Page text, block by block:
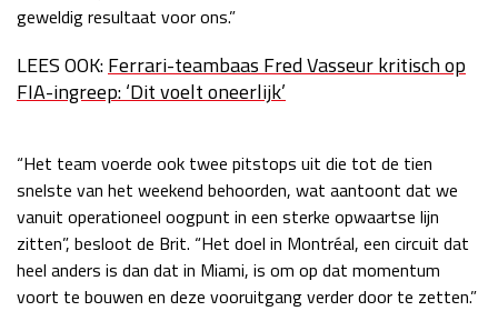
geweldig resultaat voor ons.”
LEES OOK:Ferrari-teambaas Fred Vasseur kritisch op
FIA-ingreep: ‘Dit voelt oneerlijk’
“Het team voerde ook twee pitstops uit die tot de tien
snelste van het weekend behoorden, wat aantoont dat we
vanuit operationeel oogpunt in een sterke opwaartse lijn
zitten”, besloot de Brit. “Het doel in Montréal, een circuit dat
heel anders is dan dat in Miami, is om op dat momentum
voort te bouwen en deze vooruitgang verder door te zetten.”